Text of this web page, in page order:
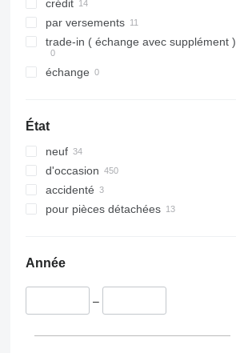
326
329
336
350
365
374
390
420
424
JZ
NXT
TM
crédit
par versements
trade-in ( échange avec supplément )
échange
État
neuf
d'occasion
accidenté
pour pièces détachées
Année
–